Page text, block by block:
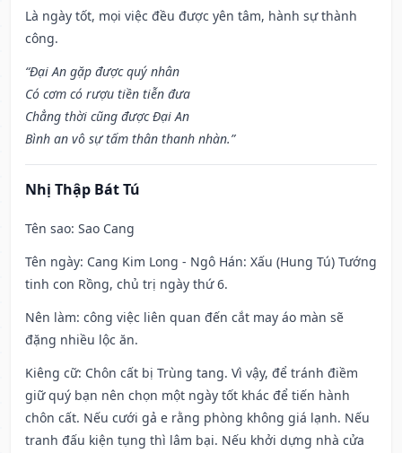
Là ngày tốt, mọi việc đều được yên tâm, hành sự thành
công.
“Đại An gặp được quý nhân
Có cơm có rượu tiền tiễn đưa
Chẳng thời cũng được Đại An
Bình an vô sự tấm thân thanh nhàn.”
Nhị Thập Bát Tú
Tên sao: Sao Cang
Tên ngày: Cang Kim Long - Ngô Hán: Xấu (Hung Tú) Tướng
tinh con Rồng, chủ trị ngày thứ 6.
Nên làm: công việc liên quan đến cắt may áo màn sẽ
đặng nhiều lộc ăn.
Kiêng cữ: Chôn cất bị Trùng tang. Vì vậy, để tránh điềm
giữ quý bạn nên chọn một ngày tốt khác để tiến hành
chôn cất. Nếu cưới gả e rằng phòng không giá lạnh. Nếu
tranh đấu kiện tụng thì lâm bại. Nếu khởi dựng nhà cửa